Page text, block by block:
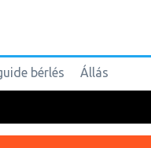
bérlés Állás